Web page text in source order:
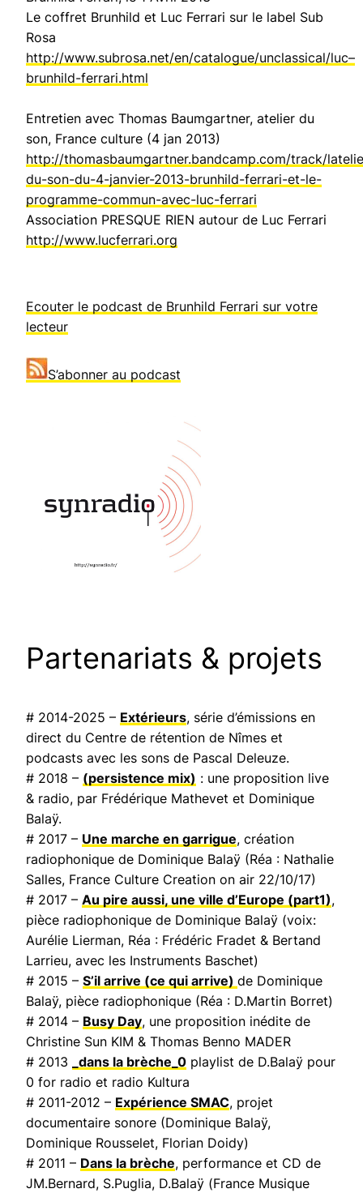
Le coffret Brunhild et Luc Ferrari sur le label Sub
Rosa
http://www.subrosa.net/en/catalogue/unclassical/luc–
brunhild-ferrari.html
Entretien avec Thomas Baumgartner, atelier du
son, France culture (4 jan 2013)
http://thomasbaumgartner.bandcamp.com/track/
du-son-du-4-janvier-2013-brunhild-ferrari-et-le-
programme-commun-avec-luc-ferrari
Association PRESQUE RIEN autour de Luc Ferrari
http://www.lucferrari.org
Ecouter le podcast de Brunhild Ferrari sur votre
lecteur
S’abonner au podcast
Partenariats & projets
# 2014-2025 – Extérieurs, série d’émissions en
direct du Centre de rétention de Nîmes et
podcasts avec les sons de Pascal Deleuze.
# 2018 – (persistence mix) : une proposition live
& radio, par Frédérique Mathevet et Dominique
Balaÿ.
# 2017 – Une marche en garrigue, création
radiophonique de Dominique Balaÿ (Réa : Nathalie
Salles, France Culture Creation on air 22/10/17)
# 2017 – Au pire aussi, une ville d’Europe (part1),
pièce radiophonique de Dominique Balaÿ (voix:
Aurélie Lierman, Réa : Frédéric Fradet & Bertand
Larrieu, avec les Instruments Baschet)
# 2015 – S’il arrive (ce qui arrive) de Dominique
Balaÿ, pièce radiophonique (Réa : D.Martin Borret)
# 2014 – Busy Day, une proposition inédite de
Christine Sun KIM & Thomas Benno MADER
# 2013
_dans la brèche_0 playlist de D.Balaÿ pour
0 for radio et radio Kultura
# 2011-2012 – Expérience SMAC, projet
documentaire sonore (Dominique Balaÿ,
Dominique Rousselet, Florian Doidy)
# 2011 – Dans la brèche, performance et CD de
JM.Bernard, S.Puglia, D.Balaÿ (France Musique